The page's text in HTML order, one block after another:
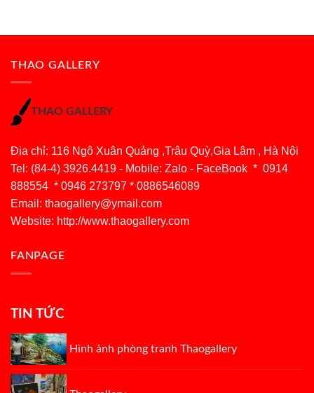
THAO GALLERY
THAO GALLERY
Địa chỉ: 116 Ngô Xuân Quảng ,Trâu Quỳ,Gia Lâm , Hà Nội
Tel: (84-4) 3926.4419 - Mobile: Zalo - FaceBook * 0914
888554 * 0946 273797 * 0886546089
Email: thaogallery@ymail.com
Website: http://www.thaogallery.com
FANPAGE
TIN TỨC
Hình ảnh phòng tranh Thaogallery